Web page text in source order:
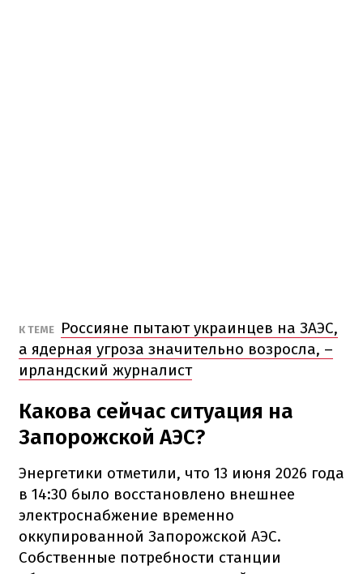
К ТЕМЕ
Россияне пытают украинцев на ЗАЭС,
а ядерная угроза значительно возросла, –
ирландский журналист
Какова сейчас ситуация на
Запорожской АЭС?
Энергетики отметили, что 13 июня 2026 года
в 14:30 было восстановлено внешнее
электроснабжение временно
оккупированной Запорожской АЭС.
Собственные потребности станции